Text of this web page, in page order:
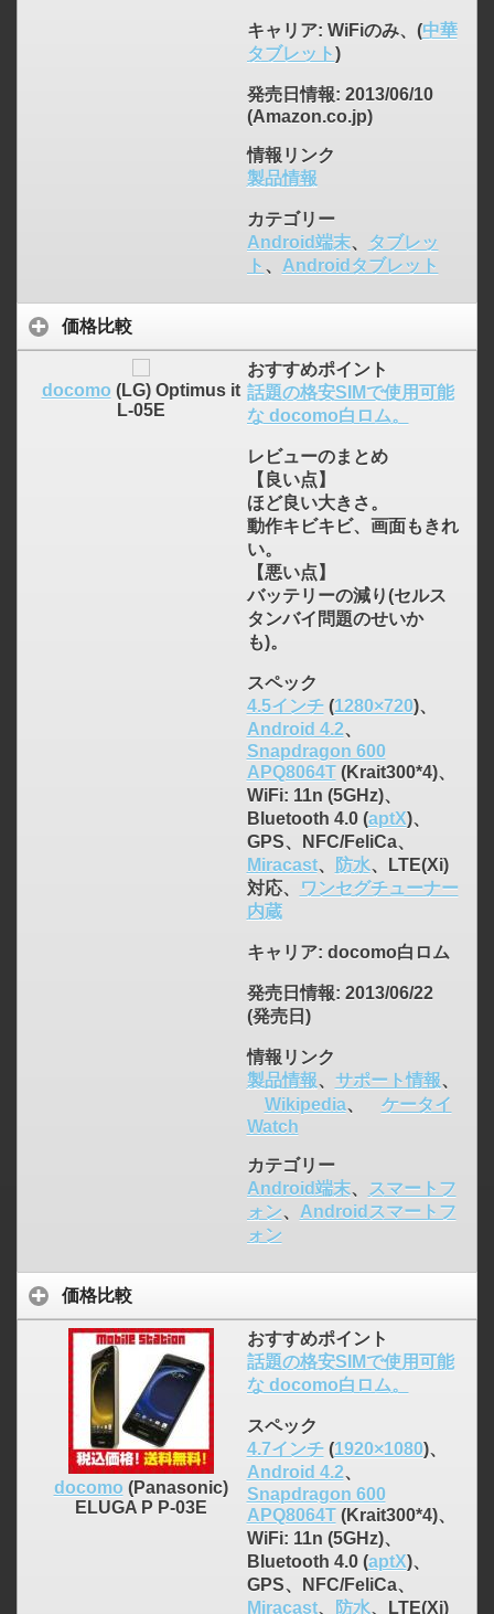
キャリア: WiFiのみ、(中華
タブレット)
発売日情報: 2013/06/10
(Amazon.co.jp)
情報リンク
製品情報
カテゴリー
Android端末、
タブレッ
ト 、 Androidタブレット
価格比較
docomo (LG) Optimus it
L-05E
おすすめポイント
話題の格安SIMで使用可能
な docomo白ロム。
レビューのまとめ
【良い点】
ほど良い大きさ。
動作キビキビ、画面もきれ
い。
【悪い点】
バッテリーの減り(セルス
タンバイ問題のせいか
も)。
スペック
4.5インチ(1280×720)、
Android 4.2、
Snapdragon 600
APQ8064T(Krait300*4)、
WiFi: 11n (5GHz)、
Bluetooth 4.0 (aptX)、
GPS、NFC/FeliCa、
Miracast、 防水、LTE(Xi)
対応、
ワンセグチューナー
内蔵
キャリア: docomo白ロム
発売日情報: 2013/06/22
(発売日)
情報リンク
製品情報、 サポート情報、
Wikipedia、
ケータイ
Watch
カテゴリー
Android端末、
スマートフ
ォン、 Androidスマートフ
ォン
価格比較
docomo (Panasonic)
ELUGA P P-03E
おすすめポイント
話題の格安SIMで使用可能
な docomo白ロム。
スペック
4.7インチ(1920×1080)、
Android 4.2、
Snapdragon 600
APQ8064T(Krait300*4)、
WiFi: 11n (5GHz)、
Bluetooth 4.0 (aptX)、
GPS、NFC/FeliCa、
Miracast、 防水、LTE(Xi)
click to expand contents